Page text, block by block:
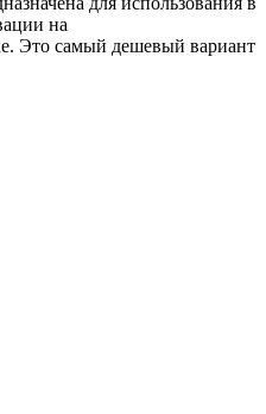
на
Это самый дешевый вариант